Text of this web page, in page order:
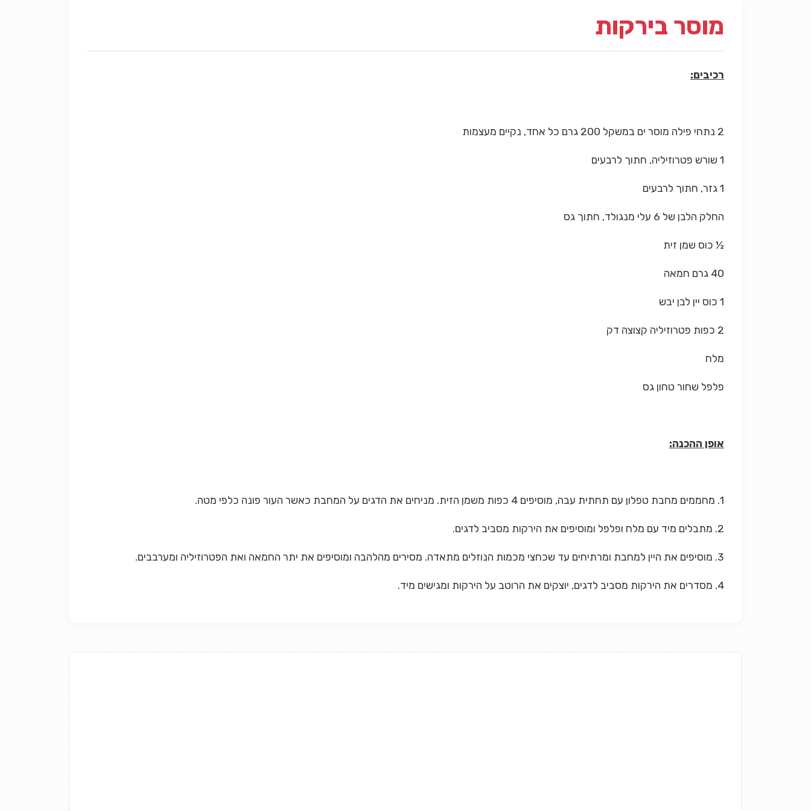
מוסר בירקות
רכיבים:
2 נתחי פילה מוסר ים במשקל 200 גרם כל אחד, נקיים מעצמות
1 שורש פטרוזיליה, חתוך לרבעים
1 גזר, חתוך לרבעים
החלק הלבן של 6 עלי מנגולד, חתוך גס
½ כוס שמן זית
40 גרם חמאה
1 כוס יין לבן יבש
2 כפות פטרוזיליה קצוצה דק
מלח
פלפל שחור טחון גס
אופן ההכנה:
1. מחממים מחבת טפלון עם תחתית עבה, מוסיפים 4 כפות משמן הזית. מניחים את הדגים על המחבת כאשר העור פונה כלפי מטה.
2. מתבלים מיד עם מלח ופלפל ומוסיפים את הירקות מסביב לדגים.
3. מוסיפים את היין למחבת ומרתיחים עד שכחצי מכמות הנוזלים מתאדה. מסירים מהלהבה ומוסיפים את יתר החמאה ואת הפטרוזיליה ומערבבים.
4. מסדרים את הירקות מסביב לדגים, יוצקים את הרוטב על הירקות ומגישים מיד.